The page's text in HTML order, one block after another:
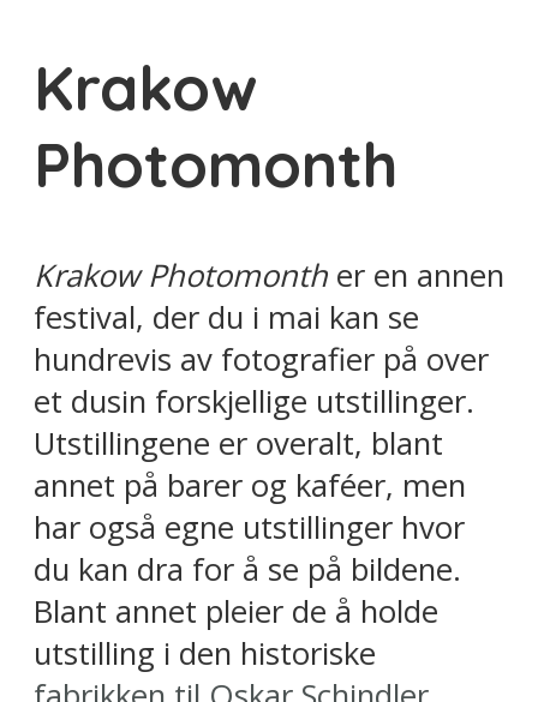
Krakow
Photomonth
Krakow Photomonth er en annen
festival, der du i mai kan se
hundrevis av fotografier på over
et dusin forskjellige utstillinger.
Utstillingene er overalt, blant
annet på barer og kaféer, men
har også egne utstillinger hvor
du kan dra for å se på bildene.
Blant annet pleier de å holde
utstilling i den historiske